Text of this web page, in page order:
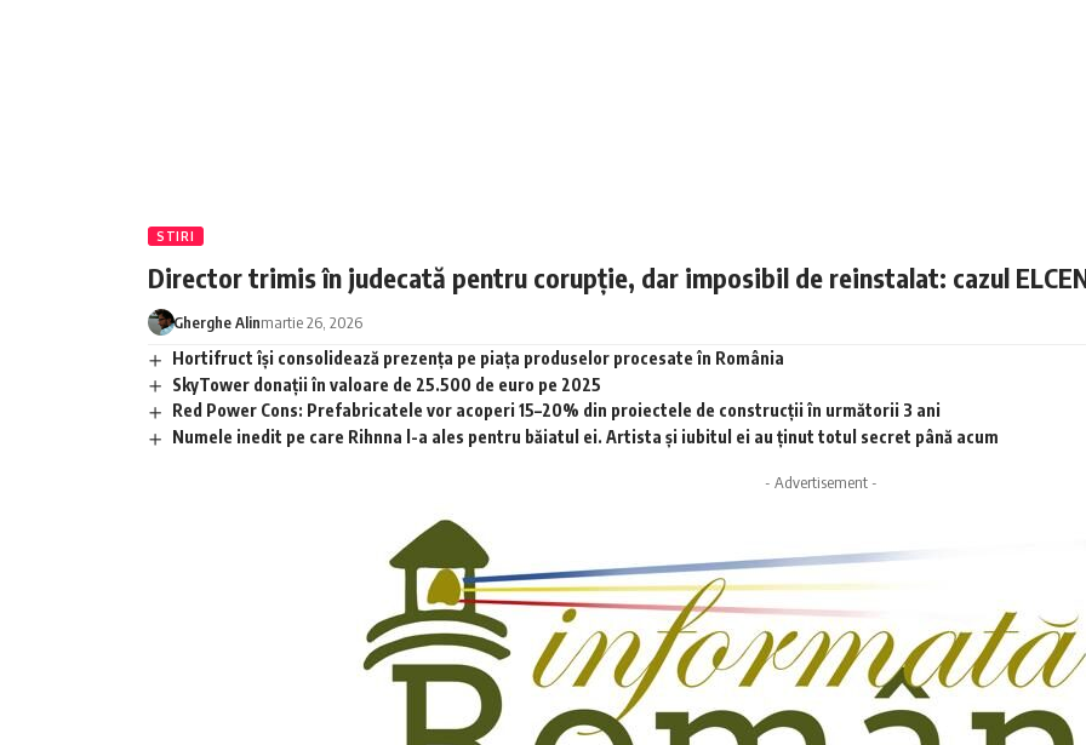
STIRI
Director trimis în judecată pentru corupție, dar imposibil de reinstalat: cazul
Gherghe Alinmartie 26, 2026
Hortifruct își consolidează prezența pe piața produselor procesate în România
SkyTower donații în valoare de 25.500 de euro pe 2025
Red Power Cons: Prefabricatele vor acoperi 15–20% din proiectele de construcții în următorii 3 ani
Numele inedit pe care Rihnna l-a ales pentru băiatul ei. Artista și iubitul ei au ținut totul secret până acum
- Advertisement -